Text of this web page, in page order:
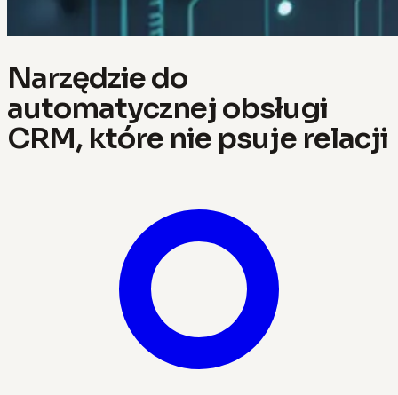
Narzędzie do
automatycznej obsługi
CRM, które nie psuje relacji